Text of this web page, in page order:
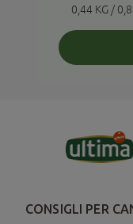
0,44 KG /
CONSIGLI PER